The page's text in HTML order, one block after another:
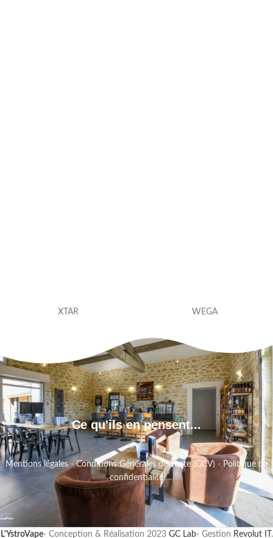
XTAR WEGA
Ce qu'ils en pensent...
Mentions légales-Conditions Générales de vente (GCV) - Politique de
confidentialité
L'YstroVape- Conception & Réalisation 2023 GC Lab- Gestion Revolut IT .